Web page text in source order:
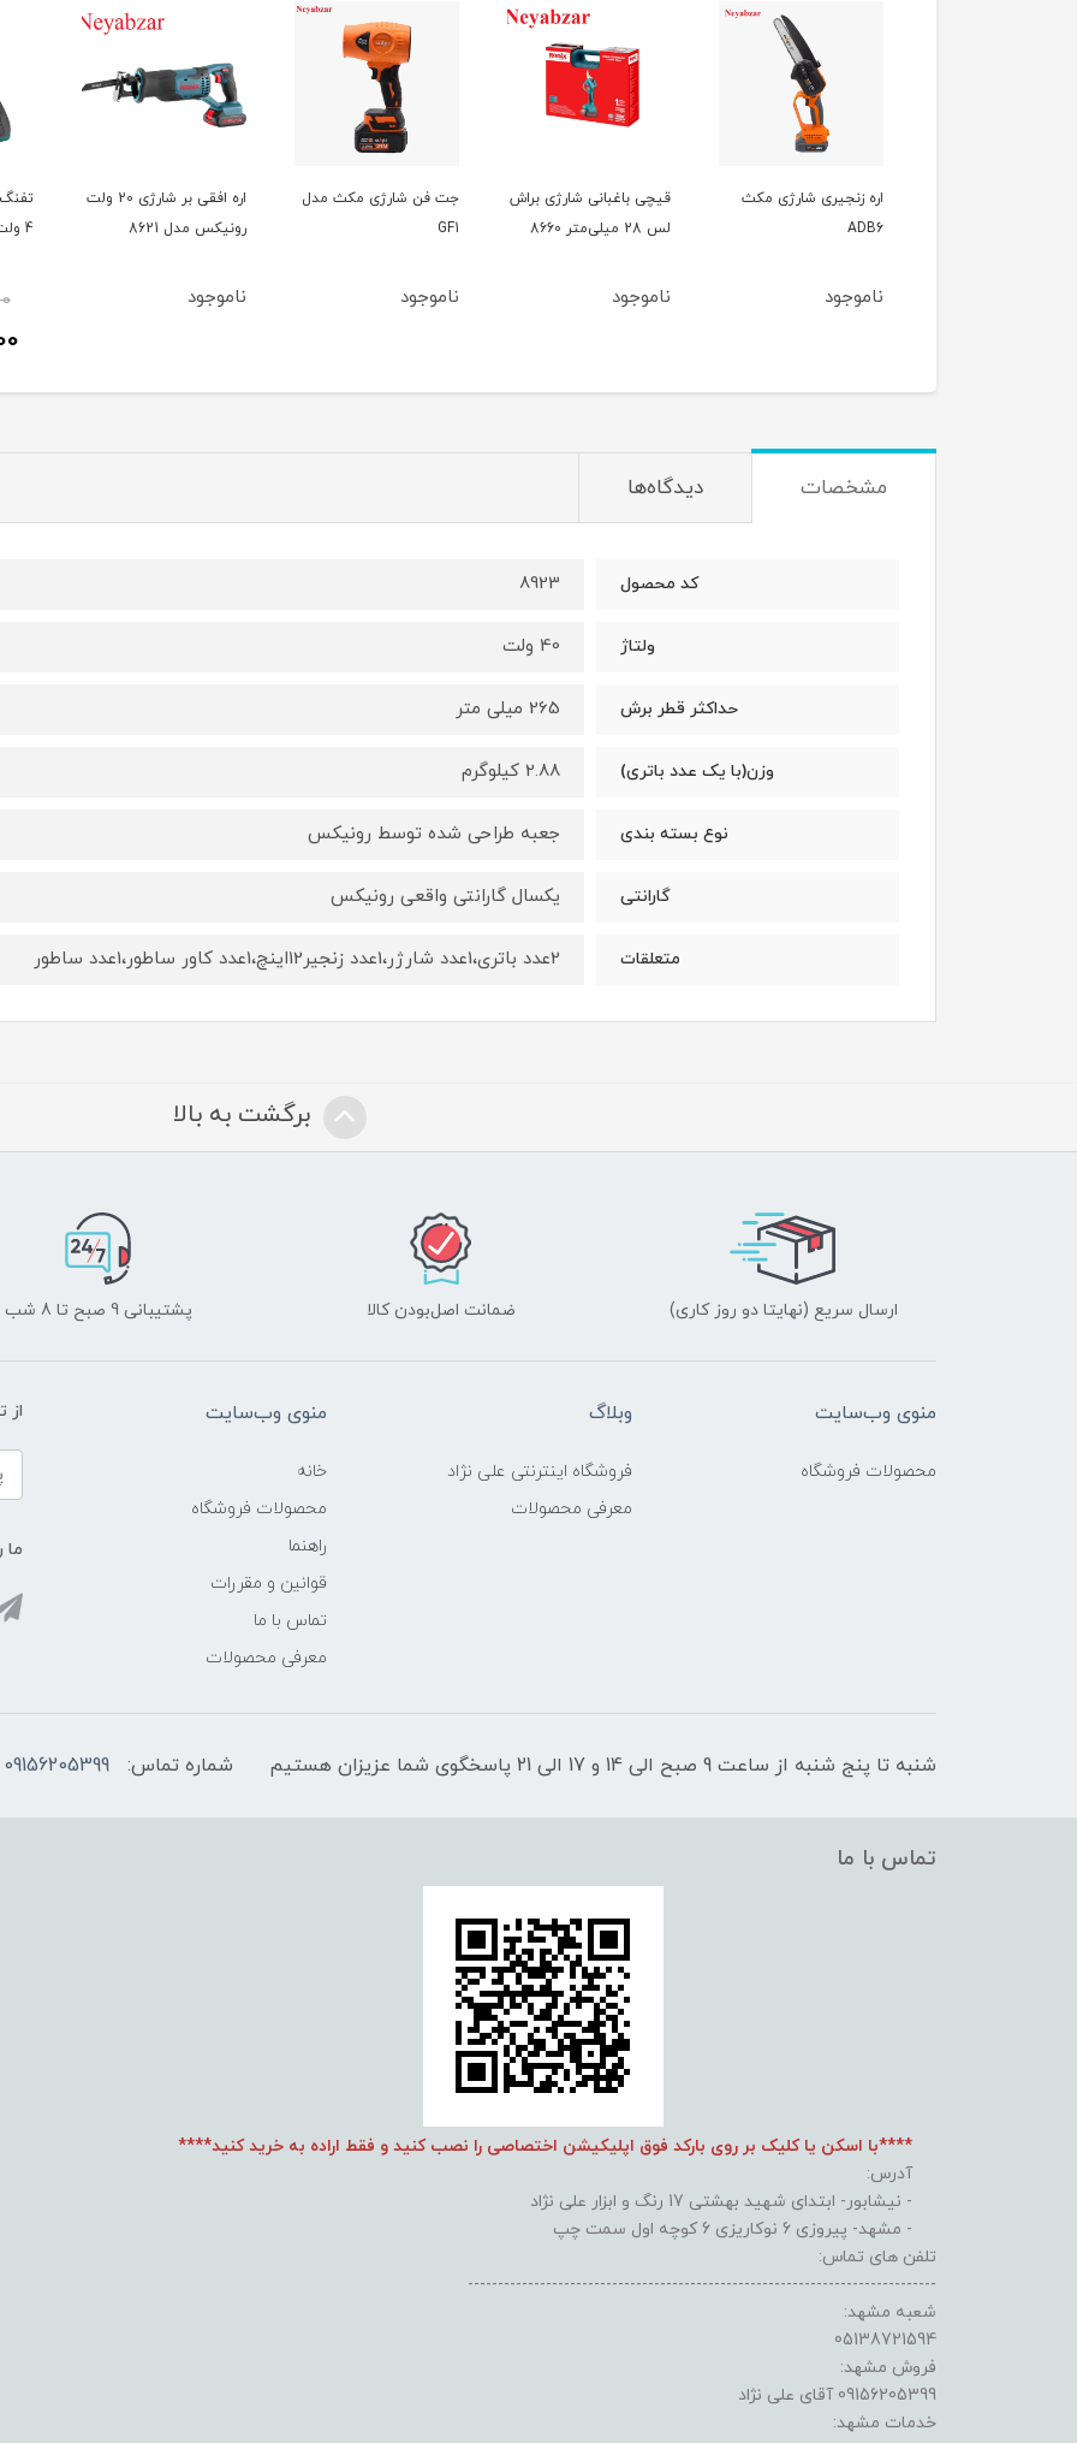
اره زنجیری شارژی مکث
ADB6
ناموجود
قیچی باغبانی شارژی براش
لس 28 میلی‌متر 8660
ناموجود
جت فن شارژی مکث مدل
GF1
ناموجود
اره افقی بر شارژی 20 ولت
رونیکس مدل 8621
ناموجود
4 ولت 8538 رونیکس
مشخصات دیدگاه‌ها
کد محصول 8923
ولتاژ 40 ولت
حداکثر قطر برش 265 میلی متر
وزن(با یک عدد باتری) 2.88 کیلوگرم
نوع بسته بندی جعبه طراحی شده توسط رونیکس
گارانتی یکسال گارانتی واقعی رونیکس
متعلقات 2عدد باتری،1عدد شارژر،1عدد زنجیر12اینچ،1عدد کاور ساطور،1عدد ساطور
برگشت به بالا
ارسال سریع (نهایتا دو روز کاری) ضمانت اصل‌بودن کالا پشتیبانی 9 صبح تا 8 شب
منوی وب‌سایت
محصولات فروشگاه
وبلاگ
فروشگاه اینترنتی علی نژاد
معرفی محصولات
منوی وب‌سایت
خانه
محصولات فروشگاه
راهنما
قوانین و مقررات
تماس با ما
معرفی محصولات
از
ما
شنبه تا پنج شنبه از ساعت 9 صبح الی 14 و 17 الی 21 پاسخگوی شما عزیزان هستیم شماره تماس: 09156205399
تماس با ما
****با اسکن یا کلیک بر روی بارکد فوق اپلیکیشن اختصاصی را نصب کنید و فقط اراده به خرید کنید****
آدرس:
- نیشابور- ابتدای شهید بهشتی 17 رنگ و ابزار علی نژاد
- مشهد- پیروزی 6 نوکاریزی 6 کوچه اول سمت چپ
تلفن های تماس:
------------------------------------------------------------------------------
شعبه مشهد:
05138721594
فروش مشهد:
09156205399 آقای علی نژاد
خدمات مشهد: